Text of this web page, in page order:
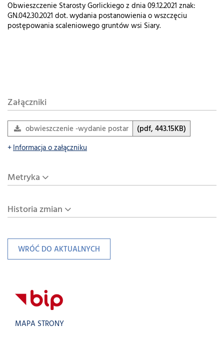
Obwieszczenie Starosty Gorlickiego z dnia 09.12.2021 znak:
GN.042.30.2021 dot. wydania postanowienia o wszczęciu
postępowania scaleniowego gruntów wsi Siary.
Załączniki
obwieszczenie -wydanie postanowienia o wszczęciu- Siary-
(pdf, 443.15KB)
Informacja o załączniku
Metryka
Historia zmian
WRÓĆ DO AKTUALNYCH
MAPA STRONY